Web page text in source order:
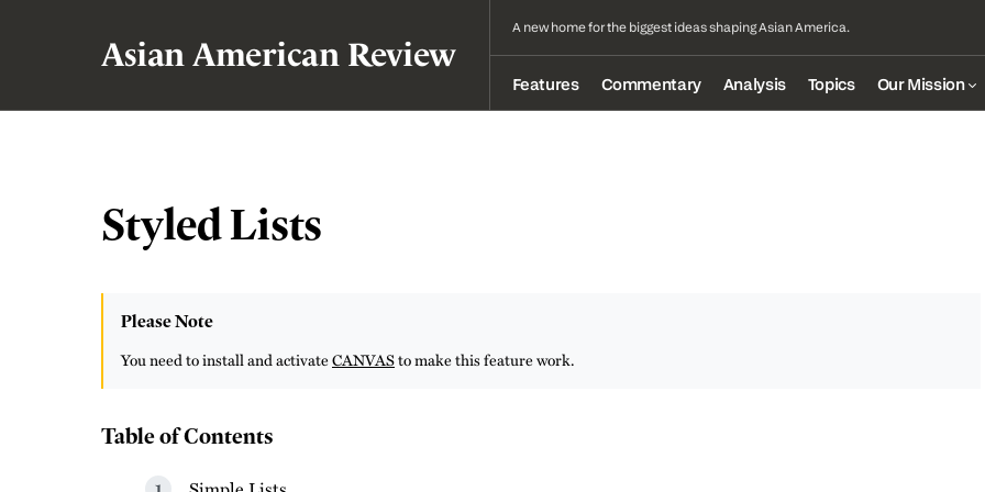
Asian American Review
A new home for the biggest ideas shaping Asian America.
Features Commentary Analysis Topics Our Mission
Styled Lists
Please Note
You need to install and activate CANVASto make this feature work.
Table of Contents